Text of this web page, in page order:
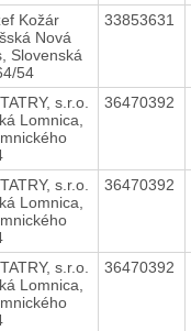
Kožár
Nová
Slovenská
54
33853631
s.r.o.
Lomnica,
36470392
s.r.o.
Lomnica,
36470392
s.r.o.
Lomnica,
36470392